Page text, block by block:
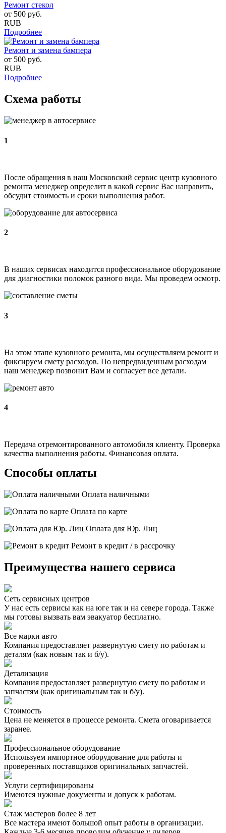
Ремонт стекол
от 500 руб.
RUB
Подробнее
Ремонт и замена бампера
от 500 руб.
RUB
Подробнее
Схема работы
1
После обращения в наш Московский сервис центр кузовного
ремонта менеджер определит в какой сервис Вас направить,
обсудит стоимость и сроки выполнения работ.
2
В наших сервисах находится профессиональное оборудование
для диагностики поломок разного вида. Мы проведем осмотр.
3
На этом этапе кузовного ремонта, мы осуществляем ремонт и
фиксируем смету расходов. По непредвиденным расходам
наш менеджер позвонит Вам и согласует все детали.
4
Передача отремонтированного автомобиля клиенту. Проверка
качества выполнения работы. Финансовая оплата.
Способы оплаты
Оплата наличными
Оплата по карте
Оплата для Юр. Лиц
Ремонт в кредит / в рассрочку
Преимущества нашего сервиса
Сеть сервисных центров
У нас есть сервисы как на юге так и на севере города. Также
мы готовы вызвать вам эвакуатор бесплатно.
Все марки авто
Компания предоставляет развернутую смету по работам и
деталям (как новым так и б/у).
Детализация
Компания предоставляет развернутую смету по работам и
запчастям (как оригинальным так и б/у).
Стоимость
Цена не меняется в процессе ремонта. Смета оговаривается
заранее.
Профессиональное оборудование
Используем импортное оборудование для работы и
проверенных поставщиков оригинальных запчастей.
Услуги сертифицированы
Имеются нужные документы и допуск к работам.
Стаж мастеров более 8 лет
Все мастера имеют большой опыт работы в организации.